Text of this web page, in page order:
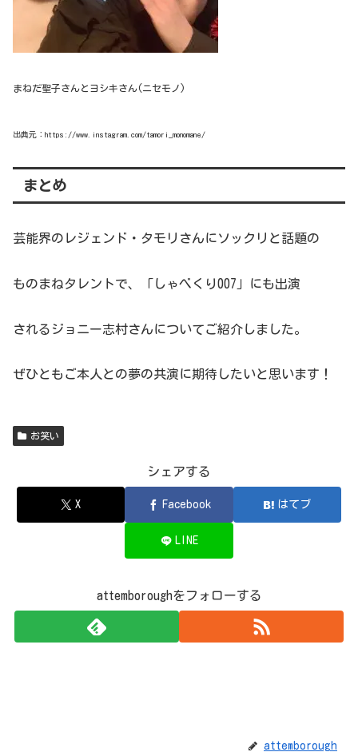
まねだ聖子さんとヨシキさん(ニセモノ)
出典元：https://www.instagram.com/tamori_monomane/
まとめ
芸能界のレジェンド・タモリさんにソックリと話題の
ものまねタレントで、「しゃべくり007」にも出演
されるジョニー志村さんについてご紹介しました。
ぜひともご本人との夢の共演に期待したいと思います！
お笑い
シェアする
X Facebook はてブ
LINE
attemboroughをフォローする
attemborough